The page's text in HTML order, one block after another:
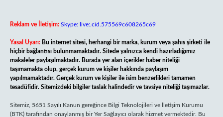
Reklam ve İletişim: Skype: live:.cid.575569c608265c69
Yasal Uyarı: Bu internet sitesi, herhangi bir marka, kurum veya şahıs şirketi ile
hiçbir bağlantısı bulunmamaktadır. Sitede yalnızca kendi hazırladığımız
makaleler paylaşılmaktadır. Burada yer alan içerikler haber niteliği
taşımamakta olup, gerçek kurum ve kişiler hakkında paylaşım
yapılmamaktadır. Gerçek kurum ve kişiler ile isim benzerlikleri tamamen
tesadüfidir. Sitemizdeki bilgiler taslak halindedir ve tavsiye niteliği taşımazlar.
Sitemiz, 5651 Sayılı Kanun gereğince Bilgi Teknolojileri ve İletişim Kurumu
(BTK) tarafından onaylanmış bir Yer Sağlayıcı olarak hizmet vermektedir. Bu